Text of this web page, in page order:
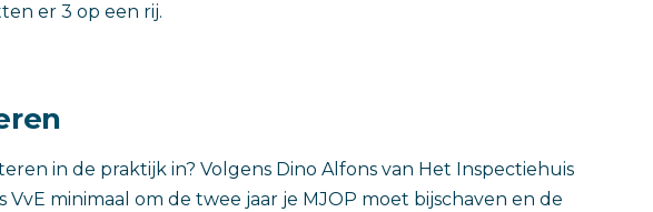
er 3 op een rij.
in de praktijk in? Volgens Dino Alfons van Het Inspectiehuis
minimaal om de twee jaar je MJOP moet bijschaven en de